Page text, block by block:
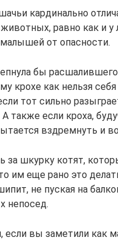
кардинально
равно как и
от опасности.
бы
крохе как нельзя
тот сильно
также если кроха,
вздремнуть и
за шкурку котят,
им еще рано это
не пуская на
непосед.
если вы заметили как